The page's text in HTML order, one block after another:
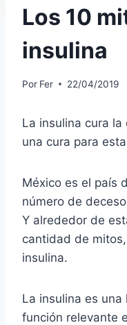
Los 10
insulina
Por Fer 22/04/2019
La insulina cura
una cura para
México es el país
número de
Y alrededor de
cantidad de
insulina.
La insulina es
función relevante